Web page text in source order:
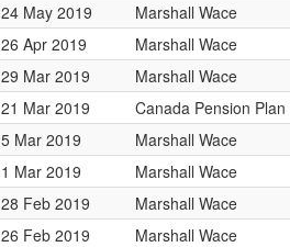
24 May 2019
Marshall Wace
26 Apr 2019
Marshall Wace
29 Mar 2019
Marshall Wace
21 Mar 2019
Canada Pension
5 Mar 2019
Marshall Wace
1 Mar 2019
Marshall Wace
28 Feb 2019
Marshall Wace
26 Feb 2019
Marshall Wace